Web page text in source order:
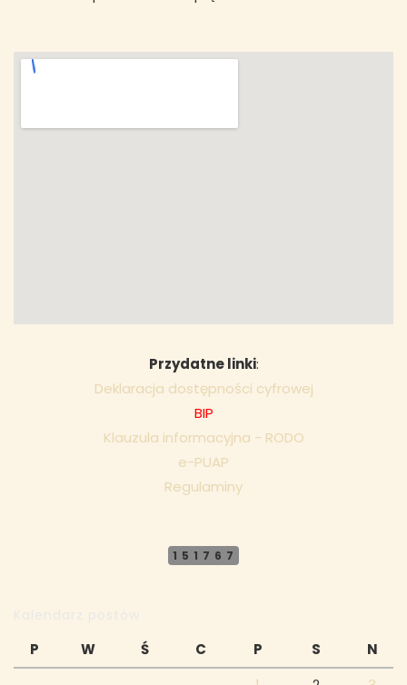
Przydatne linki:
Deklaracja dostępności cyfrowej
BIP
Klauzula informacyjna - RODO
e-PUAP
Regulaminy
151767
P W Ś C P S
N